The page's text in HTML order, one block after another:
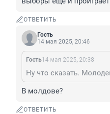
ОТВЕТИТЬ
Гость
14 мая 2025, 20:46
Гость14 мая 2025, 20:38
В молдове?
ОТВЕТИТЬ